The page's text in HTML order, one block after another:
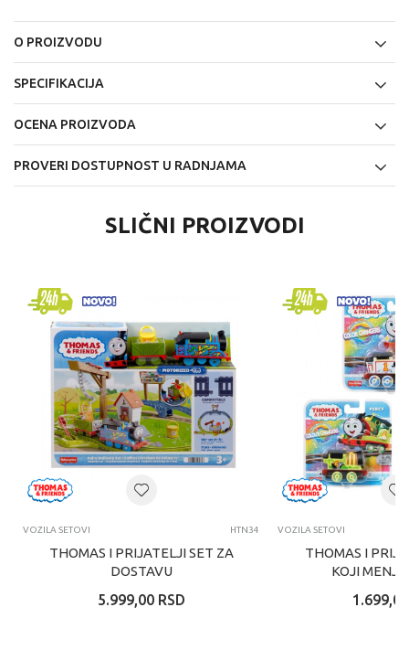
O PROIZVODU
SPECIFIKACIJA
OCENA PROIZVODA
PROVERI DOSTUPNOST U RADNJAMA
SLIČNI PROIZVODI
VOZILA SETOVI HTN34
THOMAS I PRIJATELJI SET ZA
DOSTAVU
5.999,00 RSD
VOZILA SETOVI
THOMAS I
KOJI
1.699,00